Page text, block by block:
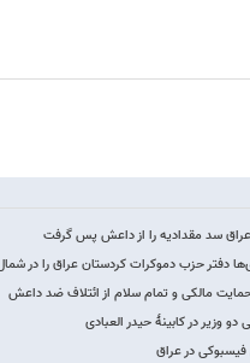
سد مقدادیه را از داعش پس گرفت
دفتر حزب دموکرات کردستان عراق را در
مالکی و تمام سلام از ائتلاف ضد داعش
دو وزیر در کابینۀ حیدر العبادی
در عراق